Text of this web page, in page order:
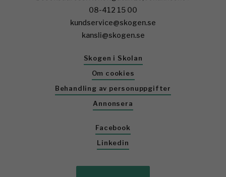
08-412 15 00
kundservice@skogen.se
kansli@skogen.se
Skogen i Skolan
Om cookies
Behandling av personuppgifter
Annonsera
Facebook
Linkedin